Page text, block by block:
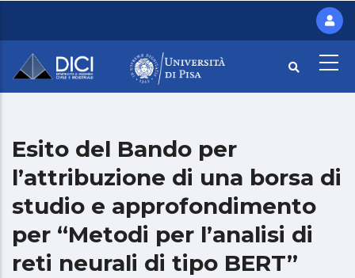
contenuto
principale
Esito del Bando per
l’attribuzione di una borsa di
studio e approfondimento
per “Metodi per l’analisi di
reti neurali di tipo BERT”